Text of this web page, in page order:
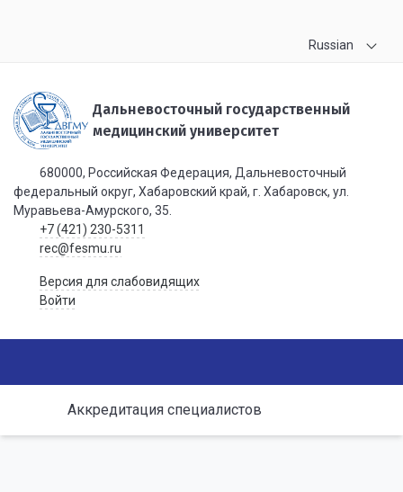
Russian
Дальневосточный государственный
медицинский университет
680000, Российская Федерация, Дальневосточный
федеральный округ, Хабаровский край, г. Хабаровск, ул.
Муравьева-Амурского, 35.
+7 (421) 230-5311
rec@fesmu.ru
Версия для слабовидящих
Войти
Аккредитация специалистов